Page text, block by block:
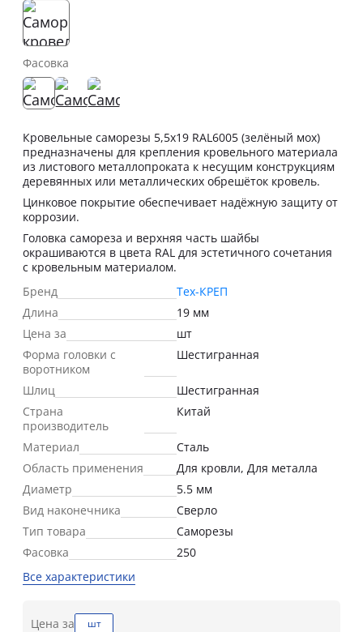
Фасовка
Кровельные саморезы 5,5х19 RAL6005 (зелёный мох)
предназначены для крепления кровельного материала
из листового металлопроката к несущим конструкциям
деревянных или металлических обрешёток кровель.
Цинковое покрытие обеспечивает надёжную защиту от
коррозии.
Головка самореза и верхняя часть шайбы
окрашиваются в цвета RAL для эстетичного сочетания
с кровельным материалом.
Бренд
Тех-КРЕП
Длина
19 мм
Цена за
шт
Форма головки с
воротником
Шестигранная
Шлиц
Шестигранная
Страна
производитель
Китай
Материал
Сталь
Область применения
Для кровли, Для металла
Диаметр
5.5 мм
Вид наконечника
Сверло
Тип товара
Саморезы
Фасовка
250
Все характеристики
Цена за шт